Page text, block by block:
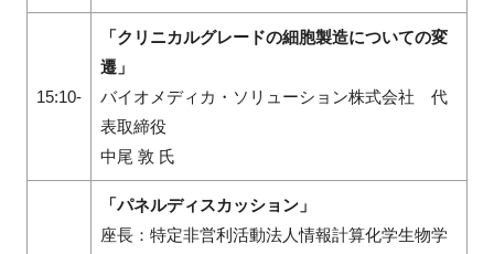
15:10-
「クリニカルグレードの細胞製造についての変
遷」
バイオメディカ・ソリューション株式会社 代
表取締役
中尾 敦 氏
「パネルディスカッション」
座長：特定非営利活動法人情報計算化学生物学